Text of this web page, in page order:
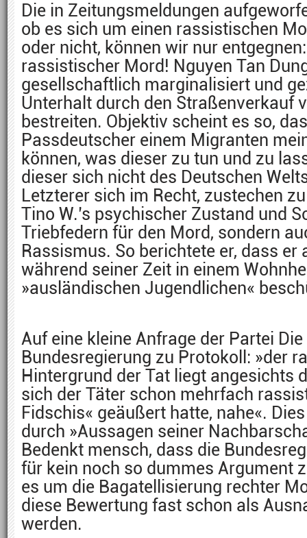
Die in Zeitungsmeldungen
ob es sich um einen rassistischen
oder nicht, können wir nur
rassistischer Mord! Nguyen Tan
gesellschaftlich marginalisiert und
Unterhalt durch den Straßenverkauf
bestreiten. Objektiv scheint es so,
Passdeutscher einem Migranten
können, was dieser zu tun und zu
dieser sich nicht des Deutschen
Letzterer sich im Recht, zustechen
Tino W.’s psychischer Zustand und
Triebfedern für den Mord, sondern
Rassismus. So berichtete er, dass er
während seiner Zeit in einem
»ausländischen Jugendlichen«
Auf eine kleine Anfrage der Partei
Bundesregierung zu Protokoll: »der
Hintergrund der Tat liegt angesichts
sich der Täter schon mehrfach
Fidschis« geäußert hatte, nahe«.
durch »Aussagen seiner
Bedenkt mensch, dass die
für kein noch so dummes Argument
es um die Bagatellisierung rechter
diese Bewertung fast schon als
werden.